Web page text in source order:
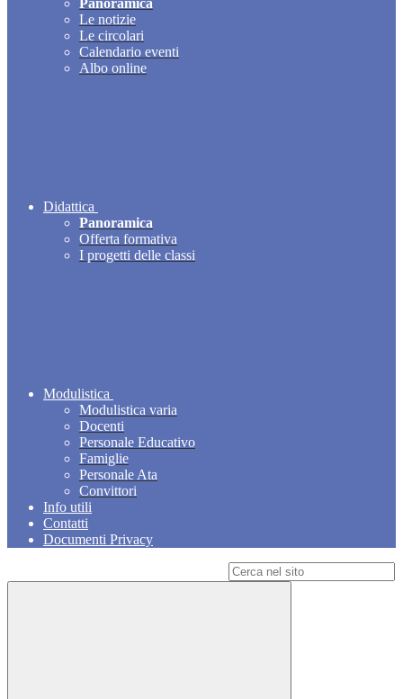
Panoramica
Le notizie
Le circolari
Calendario eventi
Albo online
Didattica
Panoramica
Offerta formativa
I progetti delle classi
Modulistica
Modulistica varia
Docenti
Personale Educativo
Famiglie
Personale Ata
Convittori
Info utili
Contatti
Documenti Privacy